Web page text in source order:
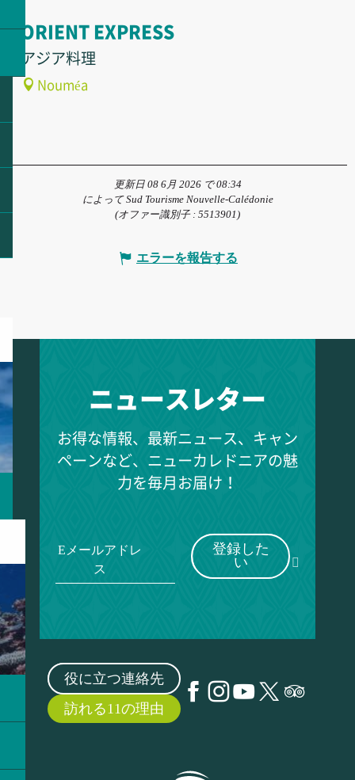
ORIENT EXPRESS
アジア料理
Nouméa
更新日 08 6月 2026 で 08:34
によって Sud Tourisme Nouvelle-Calédonie
(オファー識別子 : 5513901 )
エラーを報告する
ニュースレター
お得な情報、最新ニュース、キャン
ペーンなど、ニューカレドニアの魅
力を毎月お届け！
Eメールアドレ
ス
登録した
い
役に立つ連絡先
訪れる11の理由